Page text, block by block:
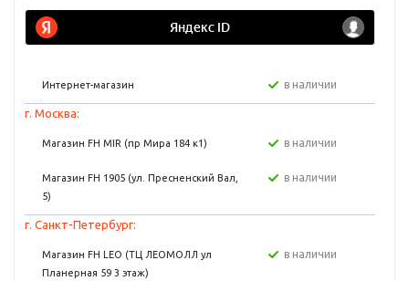
Интернет-магазин в наличии
г. Москва:
Магазин FH MIR (пр Мира 184 к1) в наличии
Магазин FH 1905 (ул. Пресненский Вал,
5)
в наличии
г. Санкт-Петербург:
Магазин FH LEO (ТЦ ЛЕОМОЛЛ ул
Планерная 59 3 этаж)
в наличии